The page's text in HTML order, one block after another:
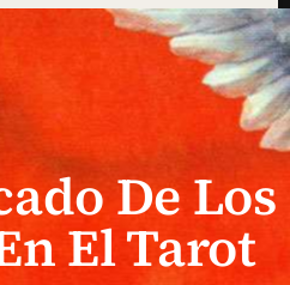
De Los
El Tarot